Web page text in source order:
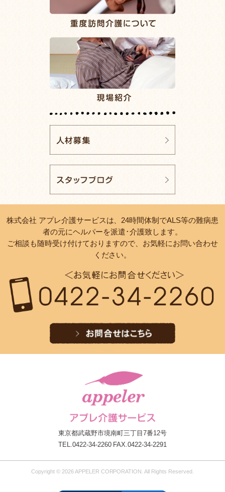
株式会社 アプレ介護サービスは、24時間体制でALS等の難病患
者の元にヘルパーを派遣･介護致します。
ご相談も随時受け付けておりますので、お気軽にお問い合わせ
ください。
東京都武蔵野市境南町三丁目7番12号
TEL.0422-34-2260 FAX.0422-34-2291
Copyright © 2026 APPELER CORPORATION. All Rights Reserved.